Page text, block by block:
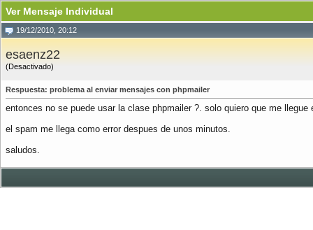
Ver Mensaje Individual
19/12/2010, 20:12
esaenz22
(Desactivado)
Respuesta: problema al enviar mensajes con phpmailer
entonces no se puede usar la clase phpmailer ?. solo quiero que me
el spam me llega como error despues de unos minutos.
saludos.